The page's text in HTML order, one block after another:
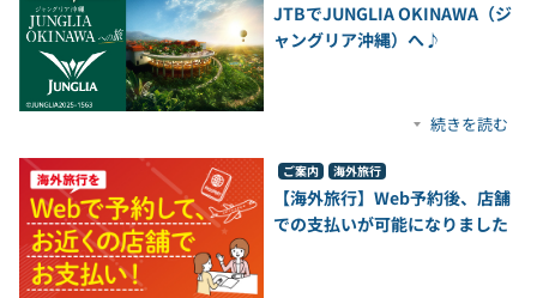
JTBでJUNGLIA OKINAWA（ジ
ャングリア沖縄）へ♪
続きを読む
ご案内 海外旅行
【海外旅行】Web予約後、店舗
での支払いが可能になりました